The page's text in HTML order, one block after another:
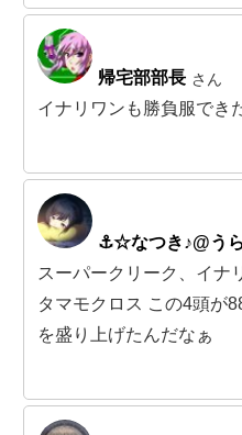
帰宅部部長 さん
イナリワンも勝負服でき
⚓☆なつき♪@う
スーパークリーク、イナ
タマモクロス この4頭が
を盛り上げたんだなぁ